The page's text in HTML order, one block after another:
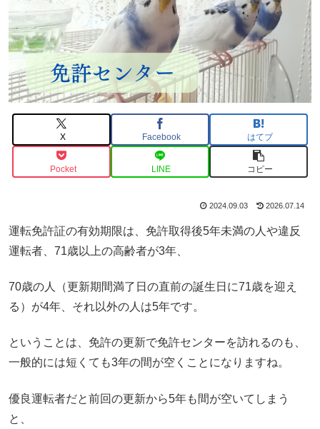
X Facebook はてブ
Pocket LINE コピー
2024.09.03 2026.07.14
運転免許証の有効期限は、免許取得後5年未満の人や違反
運転者、71歳以上の高齢者が3年、
70歳の人（更新期間満了日の直前の誕生日に71歳を迎え
る）が4年、それ以外の人は5年です。
ということは、免許の更新で免許センターを訪れるのも、
一般的には短くても3年の間が空くことになりますね。
優良運転者だと前回の更新から5年も間が空いてしまう
と、